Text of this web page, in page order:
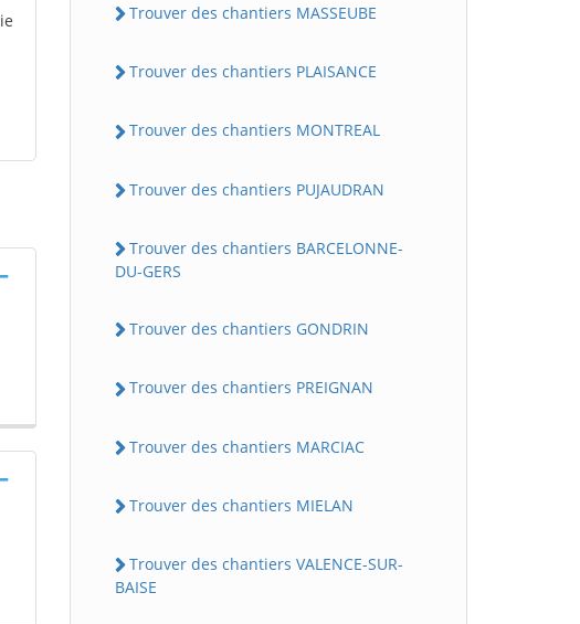
Trouver des chantiers MASSEUBE
Trouver des chantiers PLAISANCE
Trouver des chantiers MONTREAL
Trouver des chantiers PUJAUDRAN
Trouver des chantiers BARCELONNE-
DU-GERS
Trouver des chantiers GONDRIN
Trouver des chantiers PREIGNAN
Trouver des chantiers MARCIAC
Trouver des chantiers MIELAN
Trouver des chantiers VALENCE-SUR-
BAISE